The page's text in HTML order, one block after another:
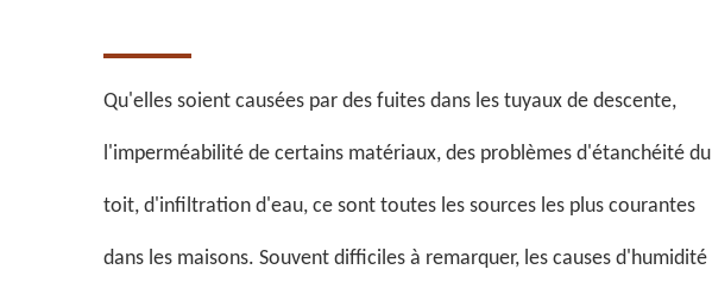
Qu'elles soient causées par des fuites dans les tuyaux de descente,
l'imperméabilité de certains matériaux, des problèmes d'étanchéité du
toit, d'infiltration d'eau, ce sont toutes les sources les plus courantes
dans les maisons. Souvent difficiles à remarquer, les causes d'humidité